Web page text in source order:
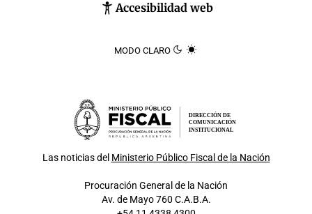
Accesibilidad web
MODO CLARO
DIRECCIÓN DE
COMUNICACIÓN
INSTITUCIONAL
Las noticias del Ministerio Público Fiscal de la Nación
Procuración General de la Nación
Av. de Mayo 760 C.A.B.A.